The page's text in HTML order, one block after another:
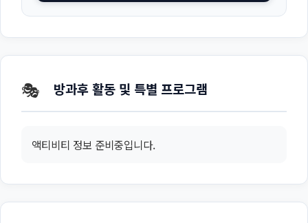
🎭 방과후 활동 및 특별 프로그램
액티비티 정보 준비중입니다.